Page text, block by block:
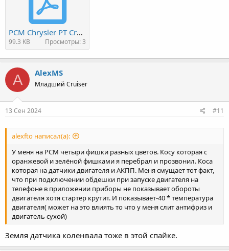
PCM Chrysler PT Cruiser Touring 2005.pdf
99.3 KB Просмотры: 3
A AlexMS
Младший Cruiser
13 Сен 2024 #11
alexfto написал(а):
У меня на РСМ четыри фишки разных цветов. Косу которая с
оранжевой и зелёной фишками я перебрал и прозвонил. Коса
которая на датчики двигателя и АКПП. Меня смущает тот факт,
что при подключении обдешки при запуске двигателя на
телефоне в приложении приборы не показывает обороты
двигателя хотя стартер крутит. И показывает-40 * температура
двигателя( может на это влиять то что у меня слит антифриз и
двигатель сухой)
Земля датчика коленвала тоже в этой спайке.